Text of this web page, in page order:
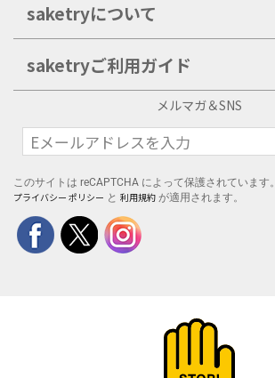
saketryについて
saketryご利用ガイド
メルマガ＆SNS
このサイトは reCAPTCHA によって保護されています。
プライバシー ポリシー と 利用規約 が適用されます。